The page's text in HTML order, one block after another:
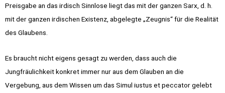
Preisgabe an das irdisch Sinnlose liegt das mit der ganzen Sarx, d. h.
mit der ganzen irdischen Existenz, abgelegte „Zeugnis“ für die Realität
des Glaubens.
Es braucht nicht eigens gesagt zu werden, dass auch die
Jungfräulichkeit konkret immer nur aus dem Glauben an die
Vergebung, aus dem Wissen um das Simul iustus et peccator gelebt